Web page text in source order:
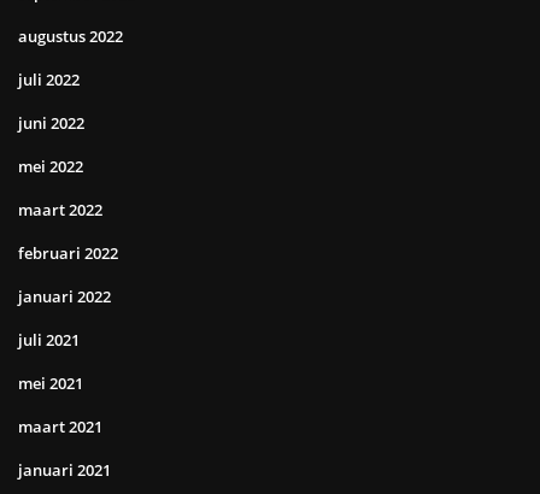
augustus 2022
juli 2022
juni 2022
mei 2022
maart 2022
februari 2022
januari 2022
juli 2021
mei 2021
maart 2021
januari 2021